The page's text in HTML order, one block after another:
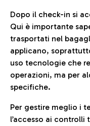
Dopo il check-in si
Qui è importante
trasportati nel
applicano,
uso tecnologie che
operazioni, ma per
specifiche.
Per gestire meglio i
l’accesso ai controlli